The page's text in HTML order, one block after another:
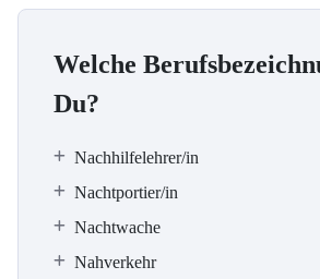
Welche
Du?
Nachhilfelehrer/in
Nachtportier/in
Nachtwache
Nahverkehr